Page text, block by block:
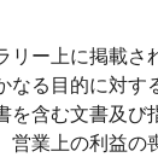
リー上に掲載
なる目的に対
を含む文書及
営業上の利益